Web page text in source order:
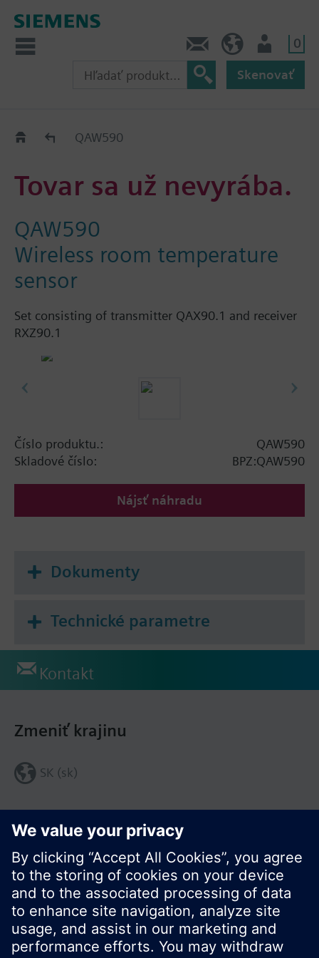
0
Skenovať
Old2NewQAW590
Tovar sa už nevyrába.
QAW590
Wireless room temperature
sensor
Set consisting of transmitter QAX90.1 and receiver
RXZ90.1
Číslo produktu.:
QAW590
Skladové číslo:
BPZ:QAW590
Nájsť náhradu
Dokumenty
Technické parametre
Kontakt
Zdieľať túto stránku:
Zmeniť krajinu
SK (sk)